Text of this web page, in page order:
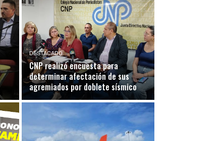
DESTACADO
CNP realizó encuesta para
determinar afectación de sus
agremiados por doblete sísmico